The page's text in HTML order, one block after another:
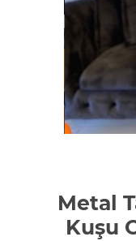
Metal
Kuşu